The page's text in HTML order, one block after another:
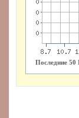
Последние 50